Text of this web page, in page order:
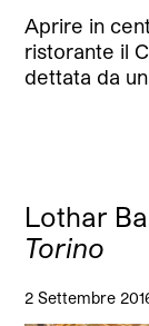
Aprire in
ristorante il
dettata da
Lothar
Torino
2 Settembre